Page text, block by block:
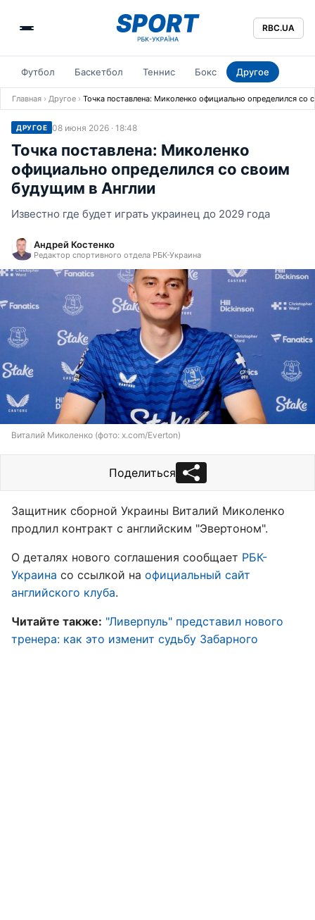
RBC.UA
Футбол Баскетбол Теннис Бокс Другое
Главная › Другое › Точка поставлена: Миколенко официально определился со
ДРУГОЕ 08 июня 2026 · 18:48
Точка поставлена: Миколенко
официально определился со своим
будущим в Англии
Известно где будет играть украинец до 2029 года
Андрей Костенко
Редактор спортивного отдела РБК-Украина
Виталий Миколенко (фото: x.com/Everton)
Поделиться
Защитник сборной Украины Виталий Миколенко
продлил контракт с английским "Эвертоном".
О деталях нового соглашения сообщает РБК-
Украина со ссылкой на официальный сайт
английского клуба.
Читайте также: "Ливерпуль" представил нового
тренера: как это изменит судьбу Забарного